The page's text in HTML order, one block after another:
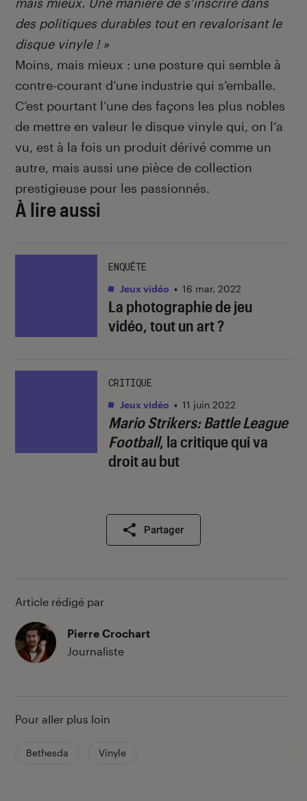
des politiques durables tout en revalorisant le
disque vinyle ! »
Moins, mais mieux : une posture qui semble à
contre-courant d’une industrie qui s’emballe.
C’est pourtant l’une des façons les plus nobles
de mettre en valeur le disque vinyle qui, on l’a
vu, est à la fois un produit dérivé comme un
autre, mais aussi une pièce de collection
prestigieuse pour les passionnés.
À lire aussi
La photographie de jeu
vidéo, tout un art ?
ENQUÊTE
Jeux vidéo • 16 mar. 2022
Mario Strikers: Battle League
Football, la critique qui va
droit au but
CRITIQUE
Jeux vidéo • 11 juin 2022
Partager
Article rédigé par
Pierre Crochart
Journaliste
Pour aller plus loin
Bethesda Vinyle